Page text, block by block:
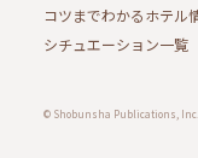
コツまでわかるホテル
シチュエーション一覧
© Shobunsha Publications, Inc.